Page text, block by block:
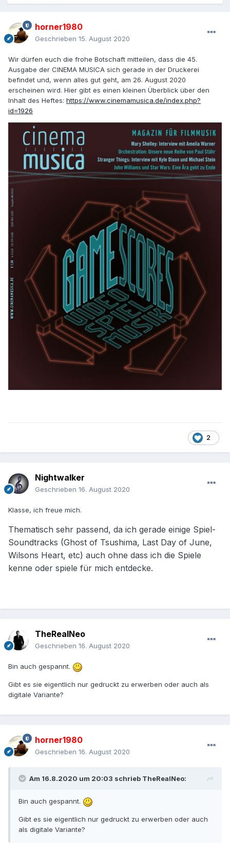
horner1980
Geschrieben 15. August 2020
Wir dürfen euch die frohe Botschaft mitteilen, dass die 45.
Ausgabe der CINEMA MUSICA sich gerade in der Druckerei
befindet und, wenn alles gut geht, am 26. August 2020
erscheinen wird. Hier gibt es einen kleinen Überblick über den
Inhalt des Heftes: https://www.cinemamusica.de/index.php?
id=1926
2
Nightwalker
Geschrieben 16. August 2020
Klasse, ich freue mich.
Thematisch sehr passend, da ich gerade einige Spiel-
Soundtracks (Ghost of Tsushima, Last Day of June,
Wilsons Heart, etc) auch ohne dass ich die Spiele
kenne oder spiele für mich entdecke.
TheRealNeo
Geschrieben 16. August 2020
Bin auch gespannt.
Gibt es sie eigentlich nur gedruckt zu erwerben oder auch als
digitale Variante?
horner1980
Geschrieben 16. August 2020
Am 16.8.2020 um 20:03 schrieb TheRealNeo:
Bin auch gespannt.
Gibt es sie eigentlich nur gedruckt zu erwerben oder auch
als digitale Variante?